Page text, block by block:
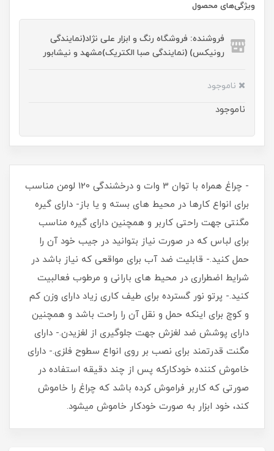
ویژگی‌های محصول
فروشنده: فروشگاه رنگ و ابزار علی نژاد(نمایندگی
رونیکس) (نمایندگی صبا الکتریک)مشهد و نیشابور
ناموجود
ناموجود
- چراغ همراه با توان 3 وات و درخشندگی 120 لومن مناسب
برای انواع کارها در محیط های بسته و یا باز- دارای گیره
مگنتی جهت راحتی کاربر و همچنین دارای گیره مناسب
برای لباس که در صورت نیاز بتوانید در جیب خود آن را
حمل کنید.- قابلیت ضد آب برای مواقعی که نیاز باشد در
شرایط اضطراری در محیط های بارانی و مرطوب فعالبیت
کنید.- پرتو نور گسترده برای طیف کاری زیاد دارای وزن کم
و کوچ برای اینکه حمل و نقل آن را راحت باشد و همچنین
دارای پوشش ضد لغزش جهت جلوگیری از لغزیدن.- دارای
مگنت قدرتمند برای نصب بر روی انواع سطوح فلزی.- دارای
خاموش کننده خودکارکه پس از چند دقیقه استفاده در
صورتی که کاربر فراموش کرده باشد که چراغ را خاموش
کند، خود ابزار به صورت خودکار خاموش میشود.